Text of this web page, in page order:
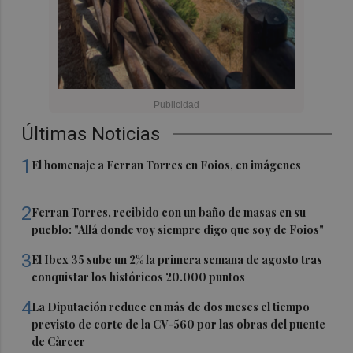
Últimas Noticias
1 El homenaje a Ferran Torres en Foios, en imágenes
2Ferran Torres, recibido con un baño de masas en su
pueblo: "Allá donde voy siempre digo que soy de Foios"
3El Ibex 35 sube un 2% la primera semana de agosto tras
conquistar los históricos 20.000 puntos
4La Diputación reduce en más de dos meses el tiempo
previsto de corte de la CV-560 por las obras del puente
de Càrcer